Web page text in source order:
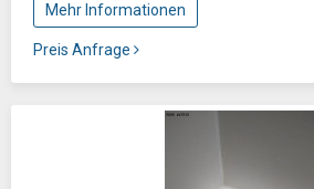
Mehr Informationen
Preis Anfrage